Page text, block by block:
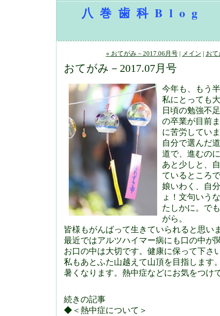
八巻歯科Blog
« おてがみ－2017.06月号| メイン | おて
おてがみ－2017.07月号
今年も、もう
私にとっても
日頃の勉強不
の卒業が目前
に苦労してい
自分で選んだ
道で、進むの
あと少しと、
ているところ
娘いわく、自
ょ！文句いう
たしかに。で
がら。
皆様もがんばって生きていられると思い
最近ではアルツハイマー病にも口の中が
お口の中は大切です。健康に保って下さ
私もあとふた山越えて山頂を目指します
暑くなります。熱中症などにお気をつけ
続きの記事
◆＜熱中症について＞